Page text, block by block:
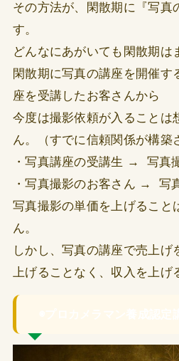
その方法が、閑散期に『写真
す。
どんなにあがいても閑散期は
閑散期に写真の講座を開催す
座を受講したお客さんから
今度は撮影依頼が入ることは
ん。（すでに信頼関係が構築
・写真講座の受講生 → 写真
・写真撮影のお客さん → 写
写真撮影の単価を上げること
ん。
しかし、写真の講座で売上げ
上げることなく、収入を上げ